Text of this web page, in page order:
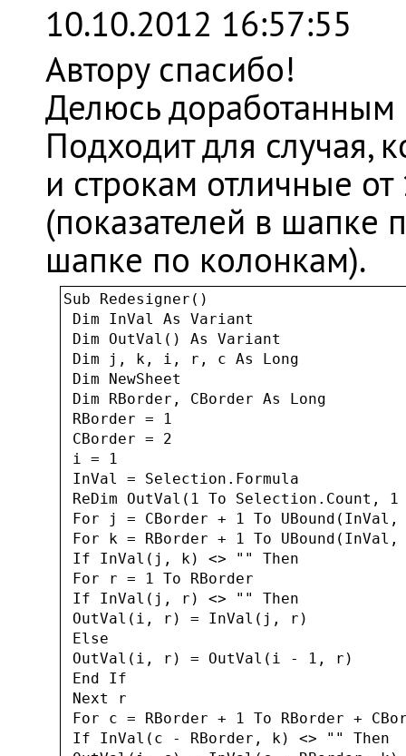
10.10.2012 16:57:55
Автору спасибо!
Делюсь доработанным
Подходит для случая,
и строкам отличные
(показателей в шапке
шапке по колонкам).
Sub Redesigner()
Dim InVal As Variant
Dim OutVal() As Variant
Dim j, k, i, r, c As Long
Dim NewSheet
Dim RBorder, CBorder As Long
RBorder = 1
CBorder = 2
i = 1
InVal = Selection.Formula
ReDim OutVal(1 To Selection.Count,
For j = CBorder + 1 To
For k = RBorder + 1 To
If InVal(j, k) <> "" Then
For r = 1 To RBorder
If InVal(j, r) <> "" Then
OutVal(i, r) = InVal(j, r)
Else
OutVal(i, r) = OutVal(i - 1, r)
End If
Next r
For c = RBorder + 1 To RBorder +
If InVal(c - RBorder, k) <> "" Then